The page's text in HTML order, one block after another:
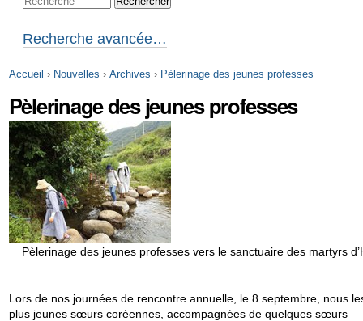
navigation
Recherche avancée…
Accueil › Nouvelles › Archives › Pèlerinage des jeunes professes
Pèlerinage des jeunes professes
Pèlerinage des jeunes professes vers le sanctuaire des martyrs
Lors de nos journées de rencontre annuelle, le 8 septembre, nous
plus jeunes sœurs coréennes, accompagnées de quelques sœurs